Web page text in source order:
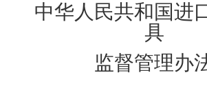
中华人民共和国进
具
监督管理办